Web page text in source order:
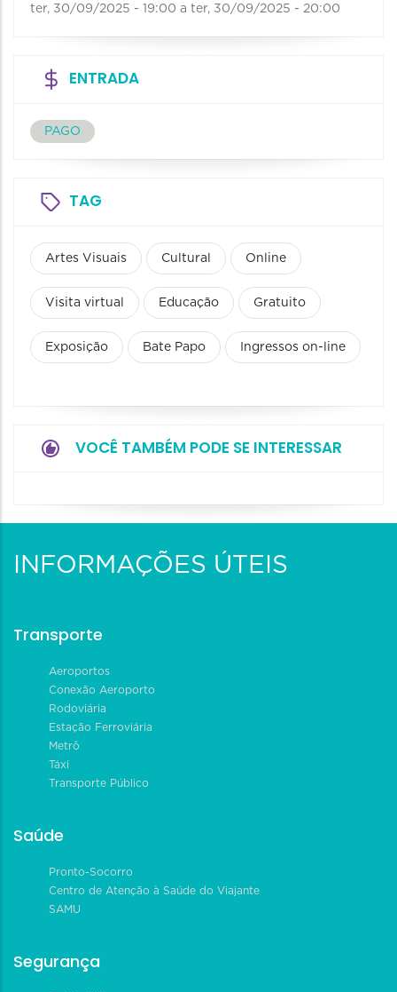
ter, 30/09/2025 - 19:00 a ter, 30/09/2025 - 20:00
ENTRADA
PAGO
TAG
Artes Visuais Cultural Online
Visita virtual Educação Gratuito
Exposição Bate Papo Ingressos on-line
VOCÊ TAMBÉM PODE SE INTERESSAR
INFORMAÇÕES ÚTEIS
Transporte
Aeroportos
Conexão Aeroporto
Rodoviária
Estação Ferroviária
Metrô
Táxi
Transporte Público
Saúde
Pronto-Socorro
Centro de Atenção à Saúde do Viajante
SAMU
Segurança